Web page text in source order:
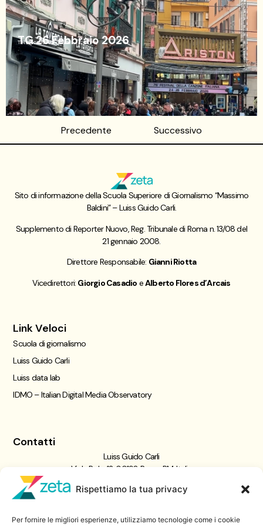
Rispettiamo la tua privacy
Per fornire le migliori esperienze, utilizziamo tecnologie come i cookie
TG 26 Febbraio 2026
Telegiornale26/02/26
Precedente Successivo
Sito di informazione della Scuola Superiore di Giornalismo “Massimo
Baldini” – Luiss Guido Carli.
Supplemento di Reporter Nuovo, Reg. Tribunale di Roma n. 13/08 del
21 gennaio 2008.
Direttore Responsabile: Gianni Riotta
Vicedirettori: Giorgio Casadio eAlberto Flores d’Arcais
Link Veloci
Scuola di giornalismo
Luiss Guido Carli
Luiss data lab
IDMO – Italian Digital Media Observatory
Contatti
Luiss Guido Carli
Viale Pola, 12, 00198 Roma RM, Italia
06 8522 5358